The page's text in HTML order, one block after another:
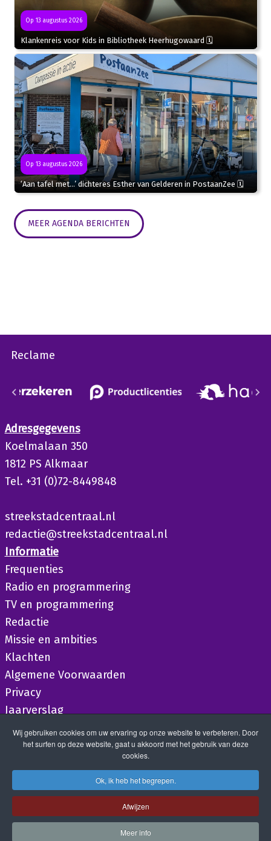
Op 13 augustus 2026
Klankenreis voor Kids in Bibliotheek Heerhugowaard 🗓
Op 13 augustus 2026
‘Aan tafel met…’ dichteres Esther van Gelderen in PostaanZee 🗓
MEER AGENDA BERICHTEN
Reclame
Adresgegevens
Koelmalaan 350
1812 PS Alkmaar
Tel. +31 (0)72-8449848
streekstadcentraal.nl
redactie@streekstadcentraal.nl
Informatie
Frequenties
Radio en programmering
TV en programmering
Redactie
Missie en ambities
Klachten
Algemene Voorwaarden
Privacy
Jaarverslag
Wij gebruiken cookies om uw ervaring op onze website te verbeteren. Door
het surfen op deze website, gaat u akkoord met het gebruik van deze
cookies.
Ok, ik heb het begrepen.
Afwijzen
Meer info